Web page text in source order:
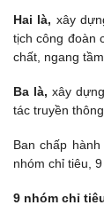
Hai là, xây
tịch công đoàn
chất, ngang
Ba là, xây
tác truyền
Ban chấp
nhóm chỉ tiêu,
9 nhóm chỉ